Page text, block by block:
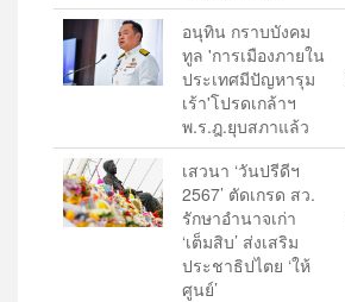
อนุทิน กราบบังคม
ทูล 'การเมืองภายใน
ประเทศมีปัญหารุม
เร้า'โปรดเกล้าฯ
พ.ร.ฎ.ยุบสภาแล้ว
เสวนา ‘วันปรีดีฯ
2567’ ตัดเกรด สว.
รักษาอำนาจเก่า
‘เต็มสิบ’ ส่งเสริม
ประชาธิปไตย ‘ให้
ศูนย์’